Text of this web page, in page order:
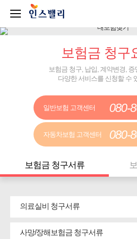
보험금 청구
보험금 청구, 납입, 계약변경, 증
다양한 서비스를 신청할 수
일반보험 고객센터 080-
자동차보험 고객센터 080-
보험금 청구서류
의료실비 청구서류
사망/장해보험금 청구서류